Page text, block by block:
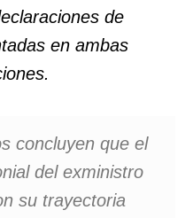
de
en ambas
concluyen que el
del exministro
su trayectoria